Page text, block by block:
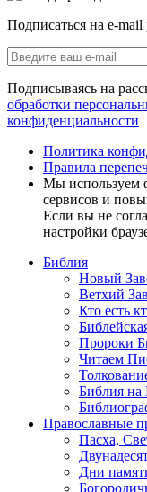
Подписаться на e-mail
Подписываясь на
обработки
конфиденциальности
Политика
Правила
Мы используем
сервисов и
Если вы не
настройки
Библия
Новый
Ветхий
Кто есть
Пророки
Читаем
Библия на
Православные
Пасха,
Дни